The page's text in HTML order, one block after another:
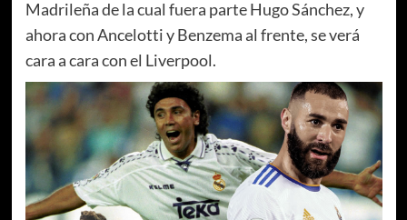
Madrileña de la cual fuera parte Hugo Sánchez, y
ahora con Ancelotti y Benzema al frente, se verá
cara a cara con el Liverpool.